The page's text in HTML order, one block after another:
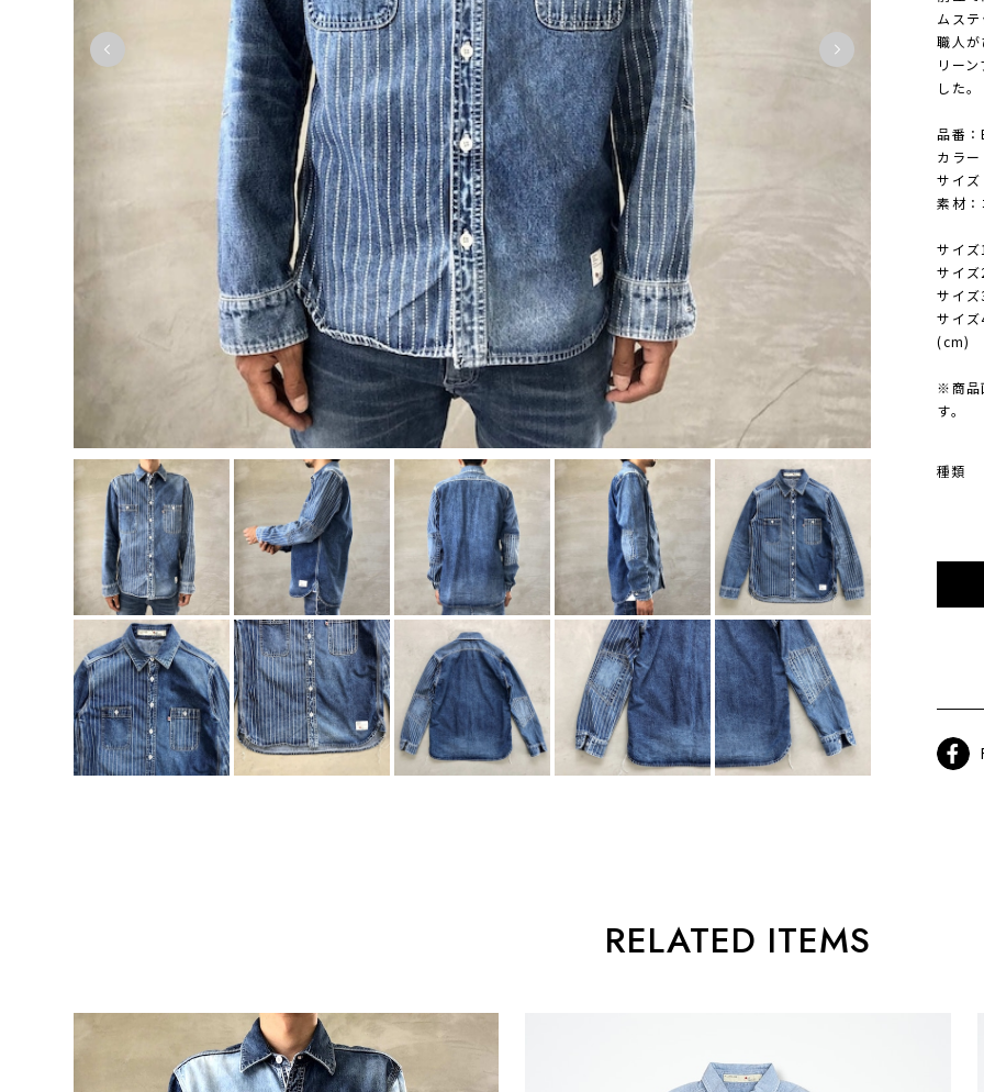
ムステ
職人
リー
した。
品番
カラー
サイ
素材
サイ
サイ
サイ
サイ
(cm)
※商品
す。
種類
RELATED ITEMS